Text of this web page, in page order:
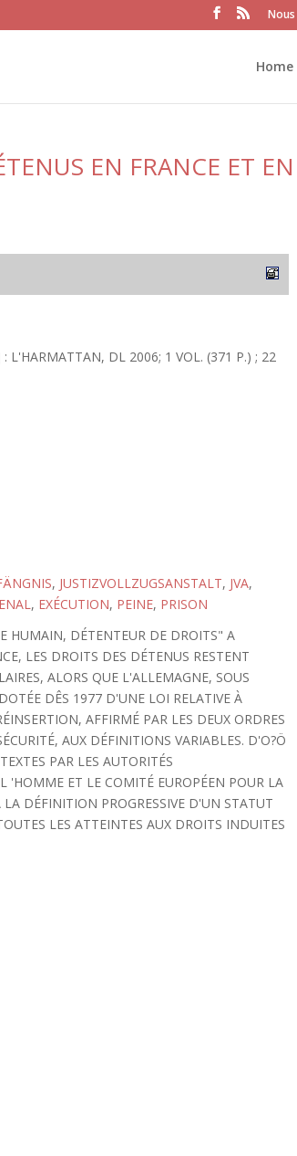
Home
EN FRANCE ET EN
: L'HARMATTAN, DL 2006; 1 VOL. (371 P.) ; 22
, JUSTIZVOLLZUGSANSTALT, JVA,
, EXÉCUTION, PEINE, PRISON
HUMAIN, DÉTENTEUR DE DROITS" A
LES DROITS DES DÉTENUS RESTENT
ALORS QUE L'ALLEMAGNE, SOUS
DÊS 1977 D'UNE LOI RELATIVE À
AFFIRMÉ PAR LES DEUX ORDRES
AUX DÉFINITIONS VARIABLES. D'O?Ö
PAR LES AUTORITÉS
'HOMME ET LE COMITÉ EUROPÉEN POUR LA
DÉFINITION PROGRESSIVE D'UN STATUT
LES ATTEINTES AUX DROITS INDUITES